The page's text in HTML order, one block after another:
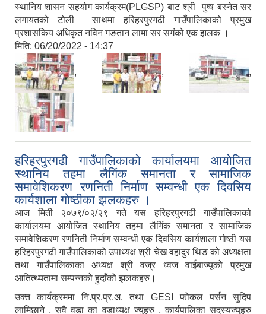
स्थानिय शासन सहयोग कार्यक्रम(PLGSP) बाट श्री पुष्ष बस्नेत सर
लगायतको टोली साथमा हरिहरपुरगढी गाउँपालिकाको प्रमुख
प्रशासकिय अधिकृत नविन गङतान लामा सर सगंको एक झलक ।
मिति: 06/20/2022 - 14:37
, , ,
हरिहरपुरगढी गाउँपालिकाको कार्यालयमा आयोजित
स्थानिय तहमा लैगिंक समानता र सामाजिक
समावेशिकरण रणनिती निर्माण सम्वन्धी एक दिवसिय
कार्यशाला गोष्ठीका झलकहरु ।
आज मिती २०७९/०२/२९ गते यस हरिहरपुरगढी गाउँपालिकाको
कार्यालयमा आयोजित स्थानिय तहमा लैगिंक समानता र सामाजिक
समावेशिकरण रणनिती निर्माण सम्वन्धी एक दिवसिय कार्यशाला गोष्ठी यस
हरिहरपुरगढी गाउँपालिकाको उपाध्यक्ष श्री चेख वहादुर थिङ को अध्यक्षता
तथा गाउँपालिकाका अध्यक्ष श्री वज्र ध्वज वाईबाज्यूको प्रमुख
आतित्थ्यतामा सम्पन्नको हुदाँको झलकहरु।
उक्त कार्यक्रममा नि.प्र.प्र.अ. तथा GESI फोकल पर्सन सुदिप
लामिछाने , सवै वडा का वडाध्यक्ष ज्युहरु , कार्यपालिका सदस्यज्युहरु